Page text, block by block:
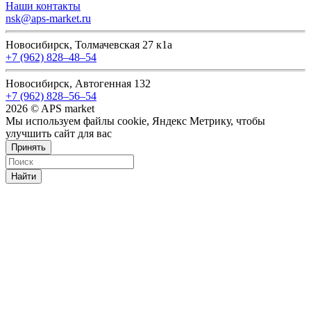
Наши контакты
nsk@aps-market.ru
Новосибирск, Толмачевская 27 к1а
+7 (962) 828‒48‒54
Новосибирск, Автогенная 132
+7 (962) 828‒56‒54
2026 © APS market
Мы используем файлы cookie, Яндекс Метрику, чтобы
улучшить сайт для вас
Принять
Найти